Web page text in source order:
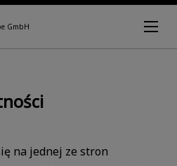
GmbH
na jednej ze stron